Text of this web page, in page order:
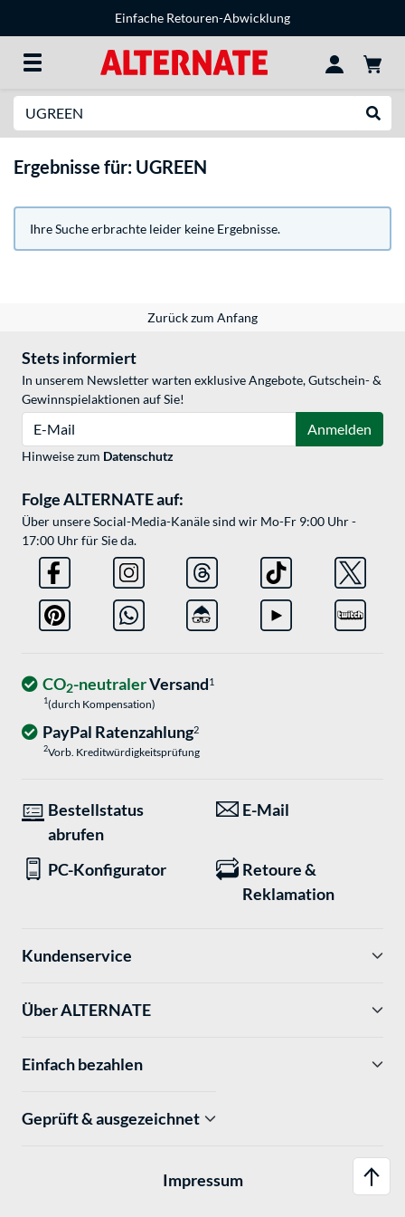
Einfache Retouren-Abwicklung
Ergebnisse für: UGREEN
Ihre Suche erbrachte leider keine Ergebnisse.
Zurück zum Anfang
Stets informiert
In unserem Newsletter warten exklusive Angebote, Gutschein- &
Gewinnspielaktionen auf Sie!
Anmelden
Hinweise zum Datenschutz
Folge ALTERNATE auf:
Über unsere Social-Media-Kanäle sind wir Mo-Fr 9:00 Uhr -
17:00 Uhr für Sie da.
CO2-neutralerVersand1
1(durch Kompensation)
PayPal Ratenzahlung2
2Vorb. Kreditwürdigkeitsprüfung
Bestellstatus
abrufen
E-Mail
PC-Konfigurator
Retoure &
Reklamation
Kundenservice
Über ALTERNATE
Einfach bezahlen
Geprüft & ausgezeichnet
Impressum